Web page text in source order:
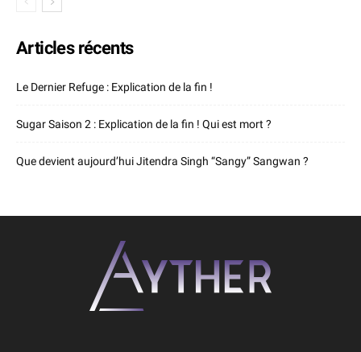
Articles récents
Le Dernier Refuge : Explication de la fin !
Sugar Saison 2 : Explication de la fin ! Qui est mort ?
Que devient aujourd’hui Jitendra Singh “Sangy” Sangwan ?